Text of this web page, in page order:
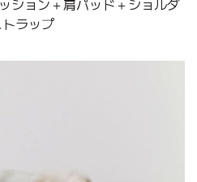
ラップ